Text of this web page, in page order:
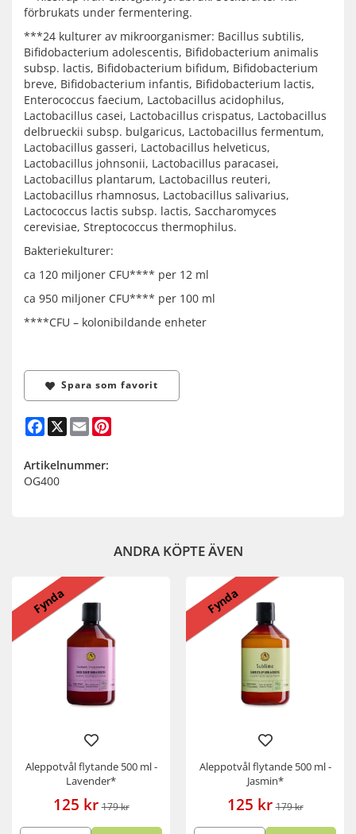
förbrukats under fermentering.
***24 kulturer av mikroorganismer: Bacillus subtilis,
Bifidobacterium adolescentis, Bifidobacterium animalis
subsp. lactis, Bifidobacterium bifidum, Bifidobacterium
breve, Bifidobacterium infantis, Bifidobacterium lactis,
Enterococcus faecium, Lactobacillus acidophilus,
Lactobacillus casei, Lactobacillus crispatus, Lactobacillus
delbrueckii subsp. bulgaricus, Lactobacillus fermentum,
Lactobacillus gasseri, Lactobacillus helveticus,
Lactobacillus johnsonii, Lactobacillus paracasei,
Lactobacillus plantarum, Lactobacillus reuteri,
Lactobacillus rhamnosus, Lactobacillus salivarius,
Lactococcus lactis subsp. lactis, Saccharomyces
cerevisiae, Streptococcus thermophilus.
Bakteriekulturer:
ca 120 miljoner CFU**** per 12 ml
ca 950 miljoner CFU**** per 100 ml
****CFU – kolonibildande enheter
Spara som favorit
Facebook
X Email
Artikelnummer:
OG400
ANDRA KÖPTE ÄVEN
Fynda
Aleppotvål flytande 500 ml -
Lavender*
125 kr 179 kr
Fynda
Aleppotvål flytande 500 ml -
Jasmin*
125 kr 179 kr